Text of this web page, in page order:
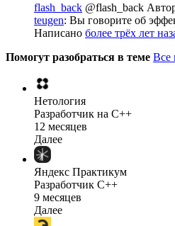
flash_back @flash_back
teugen: Вы говорите об
Написано более трёх лет
Помогут разобраться в теме Все
Нетология
Разработчик на C++
12 месяцев
Далее
Яндекс Практикум
Разработчик C++
9 месяцев
Далее